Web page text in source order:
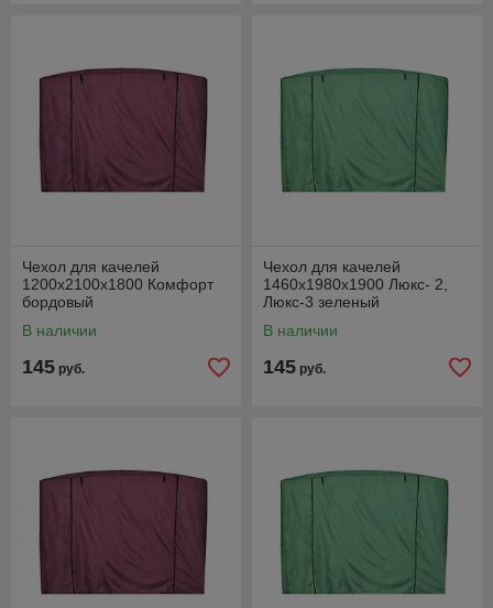
Чехол для качелей
1200х2100х1800 Комфорт
бордовый
В наличии
145 руб.
Чехол для качелей
1460х1980х1900 Люкс- 2,
Люкс-3 зеленый
В наличии
145 руб.